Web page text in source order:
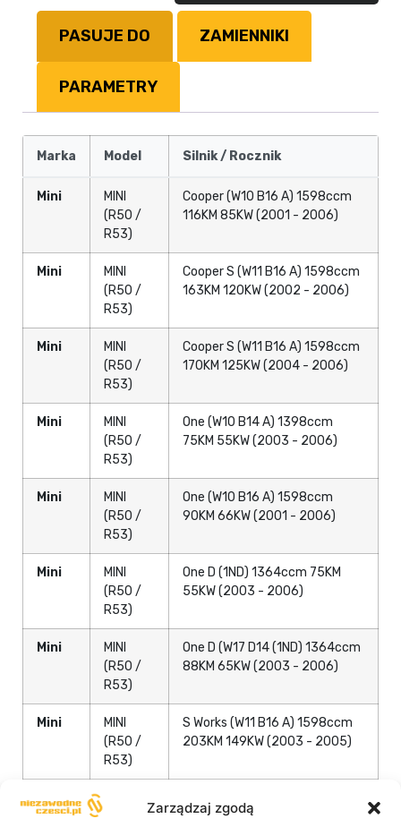
Zarządzaj zgodą
PASUJE DO ZAMIENNIKI
PARAMETRY
Marka Model Silnik / Rocznik
Mini
MINI
(R50 /
R53)
Cooper (W10 B16 A) 1598ccm
116KM 85KW (2001 - 2006)
Mini
MINI
(R50 /
R53)
Cooper S (W11 B16 A) 1598ccm
163KM 120KW (2002 - 2006)
Mini
MINI
(R50 /
R53)
Cooper S (W11 B16 A) 1598ccm
170KM 125KW (2004 - 2006)
Mini
MINI
(R50 /
R53)
One (W10 B14 A) 1398ccm
75KM 55KW (2003 - 2006)
Mini
MINI
(R50 /
R53)
One (W10 B16 A) 1598ccm
90KM 66KW (2001 - 2006)
Mini
MINI
(R50 /
R53)
One D (1ND) 1364ccm 75KM
55KW (2003 - 2006)
Mini
MINI
(R50 /
R53)
One D (W17 D14 (1ND) 1364ccm
88KM 65KW (2003 - 2006)
Mini
MINI
(R50 /
R53)
S Works (W11 B16 A) 1598ccm
203KM 149KW (2003 - 2005)
Mini
Works (W11 B16 A) 1598ccm
210KM 155KW (2003 - 2006)